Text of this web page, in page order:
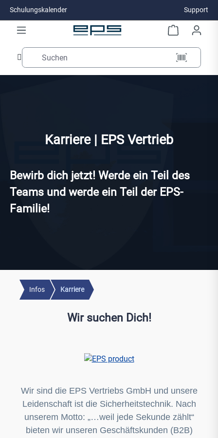
Zum Hauptinhalt springen
Schulungskalender Support
Karriere | EPS Vertrieb
Bewirb dich jetzt! Werde ein Teil des
Teams und werde ein Teil der EPS-
Familie!
Infos Karriere
Wir suchen Dich!
Wir sind die EPS Vertriebs GmbH und unsere
Leidenschaft ist die Sicherheitstechnik. Nach
unserem Motto: „…weil jede Sekunde zählt“
bieten wir unseren Geschäftskunden (B2B)